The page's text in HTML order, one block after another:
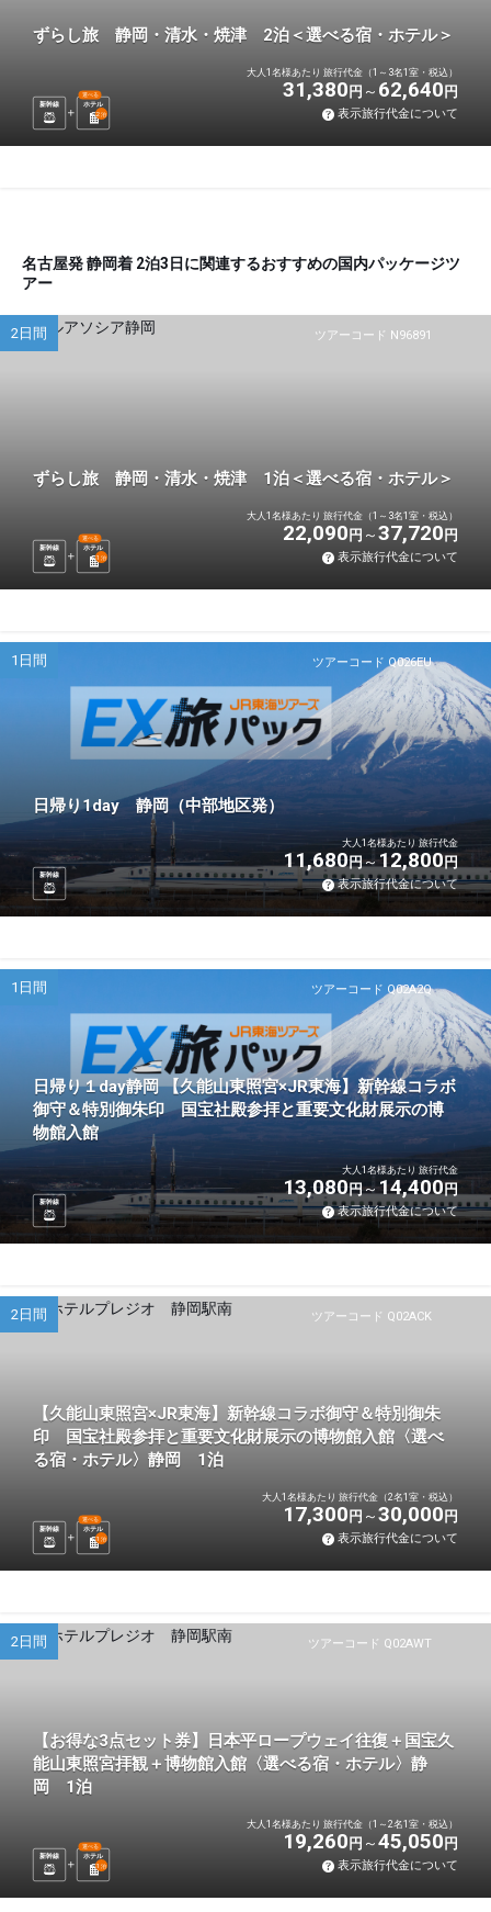
ずらし旅 静岡・清水・焼津 2泊＜選べる宿・ホテル＞
新幹線 ホテル
選べる
2泊
大人1名様あたり 旅行代金（1～3名1室・税込）
31,380 円 62,640 円
表示旅行代金について
名古屋発 静岡着 2泊3日に関連するおすすめの国内パッケージツ
アー
ツアーコード N96891
2日間
ずらし旅 静岡・清水・焼津 1泊＜選べる宿・ホテル＞
新幹線 ホテル
選べる
1 泊
大人1名様あたり 旅行代金（1～3名1室・税込）
22,090 円 37,720 円
表示旅行代金について
ツアーコード Q026EU
1日間
日帰り1day 静岡（中部地区発）
新幹線
大人1名様あたり 旅行代金
11,680円 12,800円
表示旅行代金について
ツアーコード Q02A2Q
1日間
日帰り１day静岡 【久能山東照宮×JR東海】新幹線コラボ
御守＆特別御朱印 国宝社殿参拝と重要文化財展示の博
物館入館
新幹線
大人1名様あたり 旅行代金
13,080円 14,400円
表示旅行代金について
ツアーコード Q02ACK
2日間
【久能山東照宮×JR東海】新幹線コラボ御守＆特別御朱
印 国宝社殿参拝と重要文化財展示の博物館入館〈選べ
る宿・ホテル〉静岡 1泊
新幹線 ホテル
選べる
1 泊
大人1名様あたり 旅行代金（2名1室・税込）
17,300 円 30,000 円
表示旅行代金について
ツアーコード Q02AWT
2日間
【お得な3点セット券】日本平ロープウェイ往復＋国宝久
能山東照宮拝観＋博物館入館〈選べる宿・ホテル〉静
岡 1泊
新幹線 ホテル
選べる
1 泊
大人1名様あたり 旅行代金（1～2名1室・税込）
19,260 円 45,050 円
表示旅行代金について